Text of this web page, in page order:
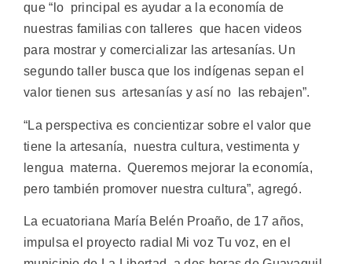
que “lo principal es ayudar a la economía de
nuestras familias con talleres que hacen videos
para mostrar y comercializar las artesanías. Un
segundo taller busca que los indígenas sepan el
valor tienen sus artesanías y así no las rebajen”.
“La perspectiva es concientizar sobre el valor que
tiene la artesanía, nuestra cultura, vestimenta y
lengua materna. Queremos mejorar la economía,
pero también promover nuestra cultura”, agregó.
La ecuatoriana María Belén Proaño, de 17 años,
impulsa el proyecto radial Mi voz Tu voz, en el